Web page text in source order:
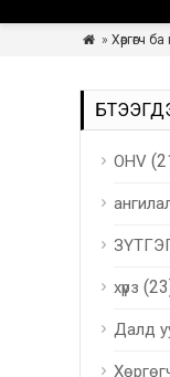
 » Хөргөгч
OHV
хүрз
Далд